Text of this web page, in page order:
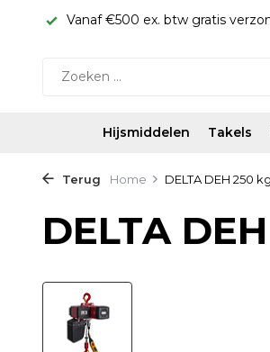
Vanaf €500 ex. btw gratis
Hijsmiddelen Takels
Terug Home DELTA DEH 250 kg
DELTA